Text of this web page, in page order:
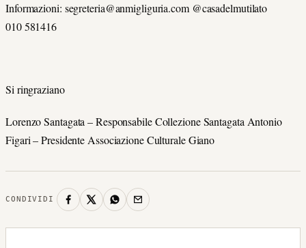
Informazioni: segreteria@anmigliguria.com @casadelmutilato
010 581416
Si ringraziano
Lorenzo Santagata – Responsabile Collezione Santagata Antonio
Figari – Presidente Associazione Culturale Giano
CONDIVIDI